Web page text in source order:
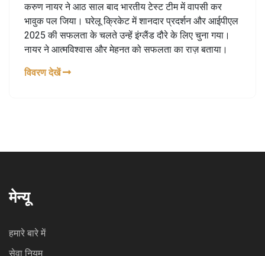
करुण नायर ने आठ साल बाद भारतीय टेस्ट टीम में वापसी कर
भावुक पल जिया। घरेलू क्रिकेट में शानदार प्रदर्शन और आईपीएल
2025 की सफलता के चलते उन्हें इंग्लैंड दौरे के लिए चुना गया।
नायर ने आत्मविश्वास और मेहनत को सफलता का राज़ बताया।
विवरण देखें
मेन्यू
हमारे बारे में
सेवा नियम